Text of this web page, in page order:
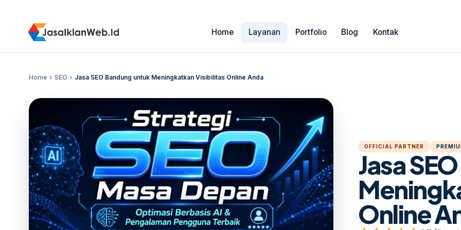
Home Layanan Portfolio Blog Kontak
Home chevron_right SEO chevron_right Jasa SEO Bandung untuk Meningkatkan Visibilitas Online Anda
OFFICIAL PARTNER
Jasa
Online